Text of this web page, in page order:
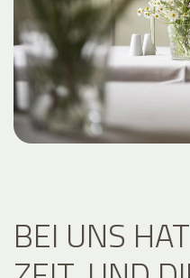
BEI UNS